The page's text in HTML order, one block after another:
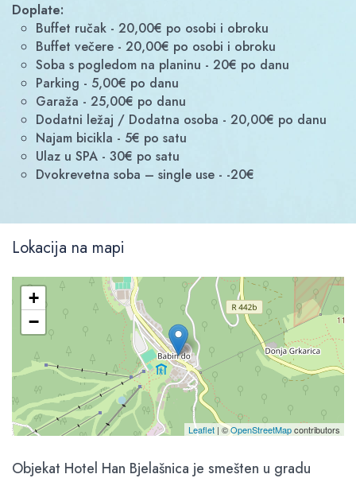
Doplate:
Buffet ručak - 20,00€ po osobi i obroku
Buffet večere - 20,00€ po osobi i obroku
Soba s pogledom na planinu - 20€ po danu
Parking - 5,00€ po danu
Garaža - 25,00€ po danu
Dodatni ležaj / Dodatna osoba - 20,00€ po danu
Najam bicikla - 5€ po satu
Ulaz u SPA - 30€ po satu
Dvokrevetna soba – single use - -20€
Lokacija na mapi
+
−
Leaflet | ©OpenStreetMapcontributors
Objekat Hotel Han Bjelašnica je smešten u gradu